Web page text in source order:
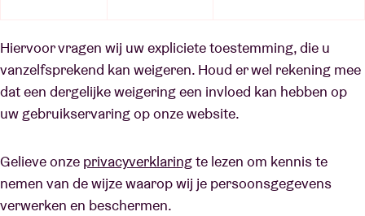
Hiervoor vragen wij uw expliciete toestemming, die u
vanzelfsprekend kan weigeren. Houd er wel rekening mee
dat een dergelijke weigering een invloed kan hebben op
uw gebruikservaring op onze website.
Gelieve onze privacyverklaringte lezen om kennis te
nemen van de wijze waarop wij je persoonsgegevens
verwerken en beschermen.